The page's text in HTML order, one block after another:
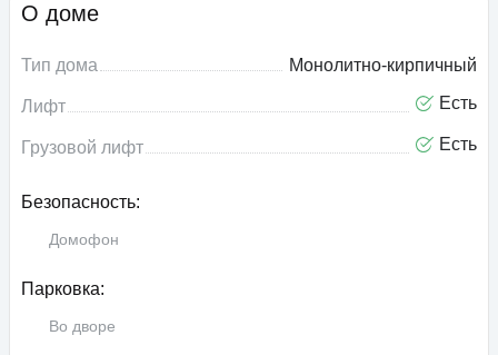
О доме
Тип дома Монолитно-кирпичный
Лифт Есть
Грузовой лифт Есть
Безопасность:
Домофон
Парковка:
Во дворе